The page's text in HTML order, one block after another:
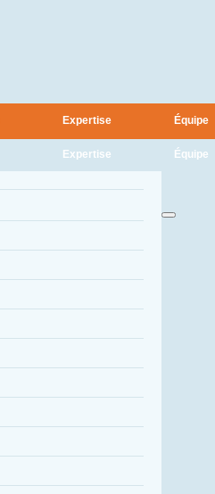
Expertise Équipe
Expertise Équipe